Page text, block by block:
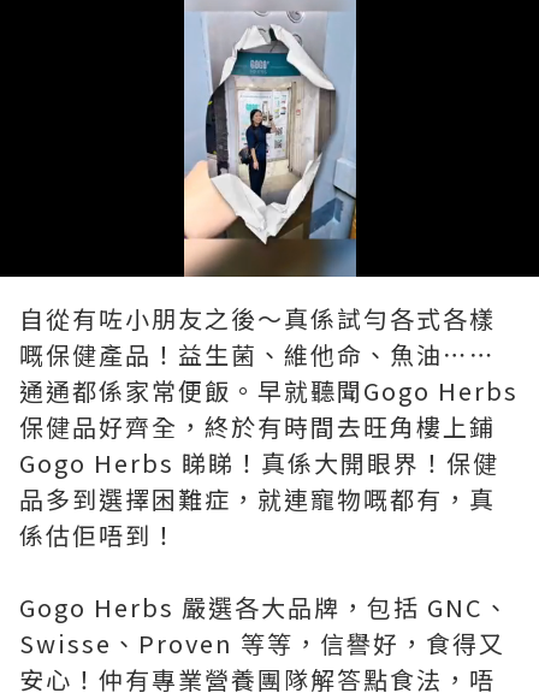
Loaded
69.57%
自從有咗小朋友之後～真係試勻各式各樣
嘅保健產品！益生菌、維他命、魚油⋯⋯
通通都係家常便飯。早就聽聞Gogo Herbs
保健品好齊全，終於有時間去旺角樓上鋪
Gogo Herbs 睇睇！真係大開眼界！保健
品多到選擇困難症，就連寵物嘅都有，真
係估佢唔到！
Gogo Herbs 嚴選各大品牌，包括 GNC、
Swisse、Proven 等等，信譽好，食得又
安心！仲有專業營養團隊解答點食法，唔